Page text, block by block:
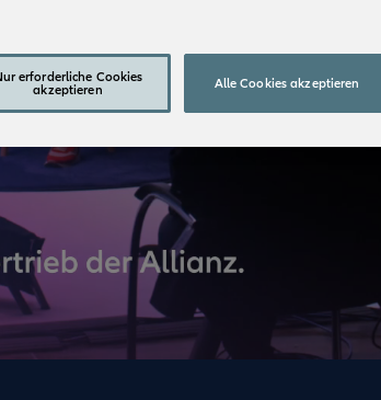
erforderliche Cookies
akzeptieren
Alle Cookies akzeptieren